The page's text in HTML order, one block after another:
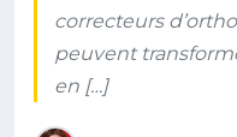
correcteurs
peuvent
en […]